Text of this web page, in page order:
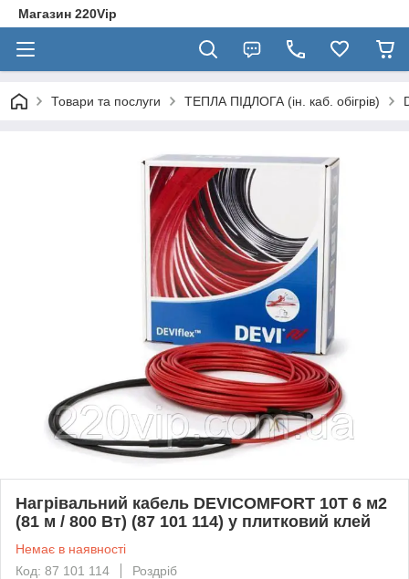
Магазин 220Vip
Товари та послуги ТЕПЛА ПІДЛОГА (ін. каб. обігрів)
Нагрівальний кабель DEVICOMFORT 10T 6 м2
(81 м / 800 Вт) (87 101 114) у плитковий клей
Немає в наявності
Код: 87 101 114
Роздріб